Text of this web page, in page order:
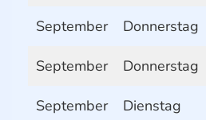
September Donnerstag
September Donnerstag
September Dienstag